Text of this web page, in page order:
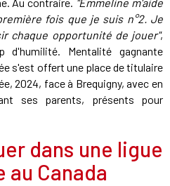
Au contraire. "Emmeline m'aide
fois que je suis n°2. Je
chaque opportunité de jouer",
d'humilité. Mentalité gagnante
s'est offert une place de titulaire
2024, face à Brequigny, avec en
ses parents, présents pour
dans une ligue
Canada